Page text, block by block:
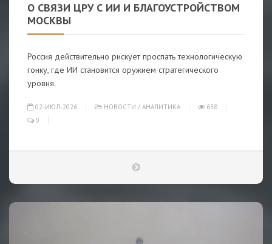
О СВЯЗИ ЦРУ С ИИ И БЛАГОУСТРОЙСТВОМ
МОСКВЫ
Россия действительно рискует проспать технологическую
гонку, где ИИ становится оружием стратегического
уровня.
02-ИЮЛ-2026 НОВОСТИ / АНАЛИТИКА
638
0